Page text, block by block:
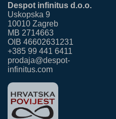
Despot infinitus d.o.o.
Uskopska 9
10010 Zagreb
MB 2714663
OIB 46602631231
+385 99 441 6411
prodaja@despot-
infinitus.com